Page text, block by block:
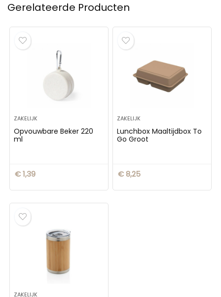
Gerelateerde Producten
ZAKELIJK
Opvouwbare Beker 220
ml
€1,39
ZAKELIJK
Lunchbox Maaltijdbox To
Go Groot
€8,25
ZAKELIJK